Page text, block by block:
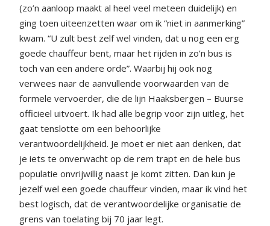
(zo’n aanloop maakt al heel veel meteen duidelijk) en
ging toen uiteenzetten waar om ik “niet in aanmerking”
kwam. “U zult best zelf wel vinden, dat u nog een erg
goede chauffeur bent, maar het rijden in zo’n bus is
toch van een andere orde”. Waarbij hij ook nog
verwees naar de aanvullende voorwaarden van de
formele vervoerder, die de lijn Haaksbergen – Buurse
officieel uitvoert. Ik had alle begrip voor zijn uitleg, het
gaat tenslotte om een behoorlijke
verantwoordelijkheid. Je moet er niet aan denken, dat
je iets te onverwacht op de rem trapt en de hele bus
populatie onvrijwillig naast je komt zitten. Dan kun je
jezelf wel een goede chauffeur vinden, maar ik vind het
best logisch, dat de verantwoordelijke organisatie de
grens van toelating bij 70 jaar legt.